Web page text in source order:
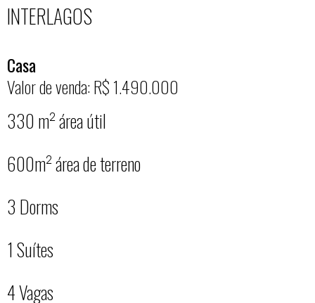
INTERLAGOS
Casa
Valor de venda: R$ 1.490.000
330 m² área útil
600m² área de terreno
3 Dorms
1 Suítes
4 Vagas